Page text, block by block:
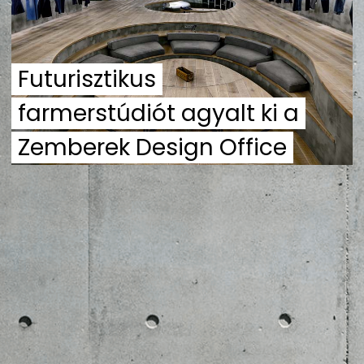
ZENE
MÉDIAAJÁNLAT
IMPRESSZUM
PR-ARCHÍVUM
ADATKEZELÉSI TÁJÉKOZTATÓ
Futurisztikus
farmerstúdiót agyalt ki a
Zemberek Design Office